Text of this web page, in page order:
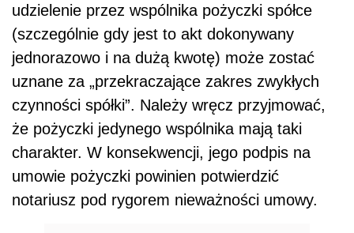
udzielenie przez wspólnika pożyczki spółce
(szczególnie gdy jest to akt dokonywany
jednorazowo i na dużą kwotę) może zostać
uznane za „przekraczające zakres zwykłych
czynności spółki”. Należy wręcz przyjmować,
że pożyczki jedynego wspólnika mają taki
charakter. W konsekwencji, jego podpis na
umowie pożyczki powinien potwierdzić
notariusz pod rygorem nieważności umowy.